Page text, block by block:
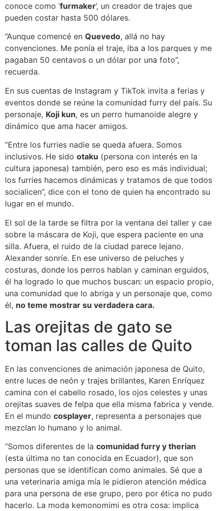
conoce como ‘furmaker’, un creador de trajes que
pueden costar hasta 500 dólares.
“Aunque comencé en Quevedo, allá no hay
convenciones. Me ponía el traje, iba a los parques y me
pagaban 50 centavos o un dólar por una foto”,
recuerda.
En sus cuentas de Instagram y TikTok invita a ferias y
eventos donde se reúne la comunidad furry del país. Su
personaje, Koji kun, es un perro humanoide alegre y
dinámico que ama hacer amigos.
“Entre los furries nadie se queda afuera. Somos
inclusivos. He sido otaku (persona con interés en la
cultura japonesa) también, pero eso es más individual;
los furries hacemos dinámicas y tratamos de que todos
socialicen”, dice con el tono de quien ha encontrado su
lugar en el mundo.
El sol de la tarde se filtra por la ventana del taller y cae
sobre la máscara de Koji, que espera paciente en una
silla. Afuera, el ruido de la ciudad parece lejano.
Alexander sonríe. En ese universo de peluches y
costuras, donde los perros hablan y caminan erguidos,
él ha logrado lo que muchos buscan: un espacio propio,
una comunidad que lo abriga y un personaje que, como
él, no teme mostrar su verdadera cara.
Las orejitas de gato se
toman las calles de Quito
En las convenciones de animación japonesa de Quito,
entre luces de neón y trajes brillantes, Karen Enríquez
camina con el cabello rosado, los ojos celestes y unas
orejitas suaves de felpa que ella misma fabrica y vende.
En el mundo cosplayer, representa a personajes que
mezclan lo humano y lo animal.
“Somos diferentes de la comunidad furry y therian
(esta última no tan conocida en Ecuador), que son
personas que se identifican como animales. Sé que a
una veterinaria amiga mía le pidieron atención médica
para una persona de ese grupo, pero por ética no pudo
hacerlo. La moda kemonomimi es otra cosa: implica